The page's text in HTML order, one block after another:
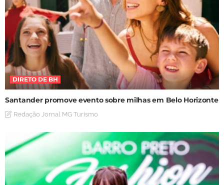
DIRETO DE BH
Santander promove evento sobre milhas em Belo Horizonte
Redação Jornal MG Turismo